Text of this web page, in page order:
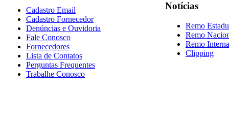
Cadastro Email
Cadastro Fornecedor
Denúncias e Ouvidoria
Fale Conosco
Fornecedores
Lista de Contatos
Perguntas Frequentes
Trabalhe Conosco
Notícias
Remo
Remo
Remo
Clipping